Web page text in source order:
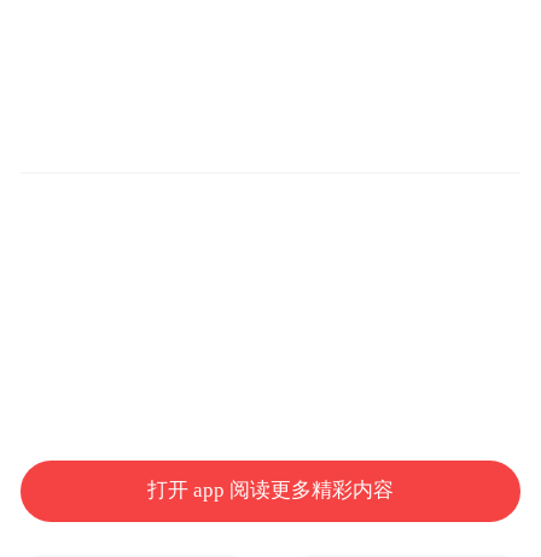
复购类场景开放该能力，如日常出行、生活
缴费、订货采购等。
打开 app 阅读更多精彩内容